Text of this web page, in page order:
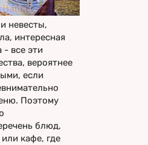
невесты,
интересная
- все эти
вероятнее
если
Поэтому
блюд,
кафе, где